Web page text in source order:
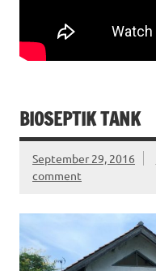
BIOSEPTIK TANK
September 29, 2016
comment